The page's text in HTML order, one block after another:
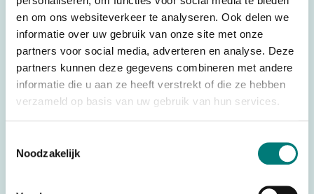
en om ons websiteverkeer te analyseren. Ook delen we
informatie over uw gebruik van onze site met onze
partners voor social media, adverteren en analyse. Deze
partners kunnen deze gegevens combineren met andere
informatie die u aan ze heeft verstrekt of die ze hebben
verzameld op basis van uw gebruik van hun services.
Noodzakelijk
Suitable for: Hetronic® Nova M series
For transmitter: Hetronic® Nova M
Specifications